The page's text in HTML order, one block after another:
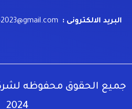
البريد الالكترونى :
جميع الحقوق محفوظه
2024